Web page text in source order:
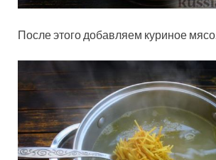
После этого добавляем куриное мясо.